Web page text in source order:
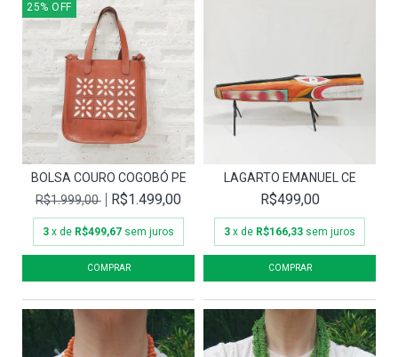
25% OFF
BOLSA COURO COGOBÓ PE
R$1.999,00
R$1.499,00
3 x de R$499,67 sem juros
LAGARTO EMANUEL CE
R$499,00
3 x de R$166,33 sem juros